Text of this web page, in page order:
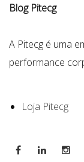
Blog Pitecg
A Pitecg é uma
performance
Loja Pitecg